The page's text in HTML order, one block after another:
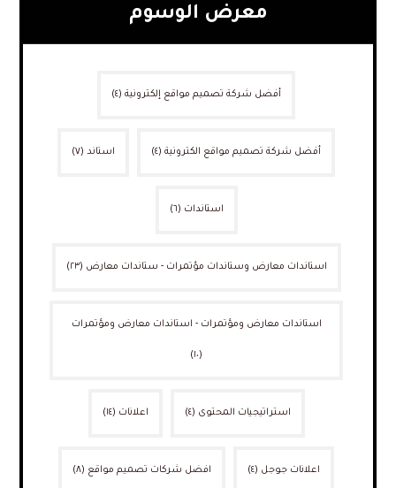
معرض الوسوم
أفضل شركة تصميم مواقع إلكترونية (٤)
أفضل شركة تصميم مواقع الكترونية (٤) استاند (٧)
استاندات (٦)
استاندات معارض وستاندات مؤتمرات - ستاندات معارض (٢٣)
استاندات معارض ومؤتمرات - استاندات معارض ومؤتمرات
(١٠)
استراتيجيات المحتوى (٤) اعلانات (١٤)
اعلانات جوجل (٤) افضل شركات تصميم مواقع (٨)